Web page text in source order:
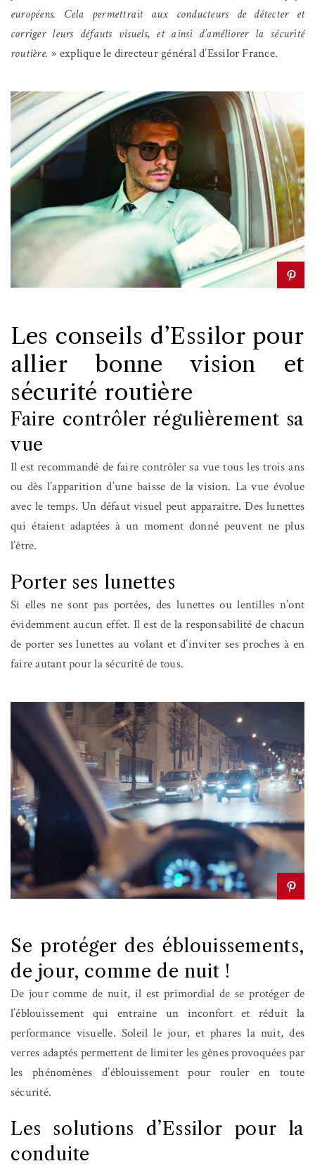
européens. Cela permettrait aux conducteurs de détecter et
corriger leurs défauts visuels, et ainsi d’améliorer la sécurité
routière. » explique le directeur général d’Essilor France.
Les conseils d’Essilor pour
allier bonne vision et
sécurité routière
Faire contrôler régulièrement sa
vue
Il est recommandé de faire contrôler sa vue tous les trois ans
ou dès l’apparition d’une baisse de la vision. La vue évolue
avec le temps. Un défaut visuel peut apparaître. Des lunettes
qui étaient adaptées à un moment donné peuvent ne plus
l’être.
Porter ses lunettes
Si elles ne sont pas portées, des lunettes ou lentilles n’ont
évidemment aucun effet. Il est de la responsabilité de chacun
de porter ses lunettes au volant et d’inviter ses proches à en
faire autant pour la sécurité de tous.
Se protéger des éblouissements,
de jour, comme de nuit !
De jour comme de nuit, il est primordial de se protéger de
l’éblouissement qui entraîne un inconfort et réduit la
performance visuelle. Soleil le jour, et phares la nuit, des
verres adaptés permettent de limiter les gênes provoquées par
les phénomènes d’éblouissement pour rouler en toute
sécurité.
Les solutions d’Essilor pour la
conduite